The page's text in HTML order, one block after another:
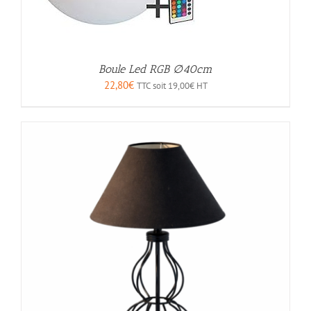
Boule Led RGB ∅40cm
22,80€ TTC soit 19,00€HT